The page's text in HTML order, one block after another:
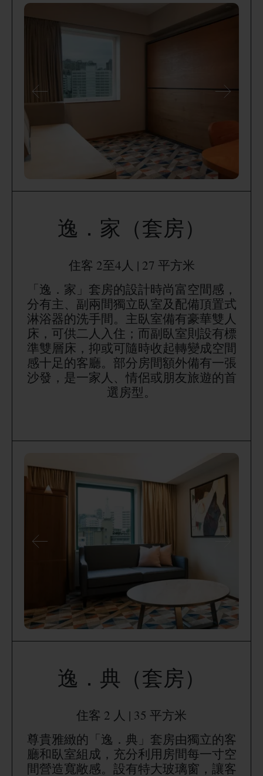
逸．家（套房）
住客 2至4人 | 27 平方米
「逸．家」套房的設計時尚富空間感，
分有主、副兩間獨立臥室及配備頂置式
淋浴器的洗手間。主臥室備有豪華雙人
床，可供二人入住；而副臥室則設有標
準雙層床，抑或可隨時收起轉變成空間
感十足的客廳。部分房間額外備有一張
沙發，是一家人、情侶或朋友旅遊的首
選房型。
逸．典（套房）
住客 2 人 | 35 平方米
尊貴雅緻的「逸．典」套房由獨立的客
廳和臥室組成，充分利用房間每一寸空
間營造寬敞感。設有特大玻璃窗，讓客